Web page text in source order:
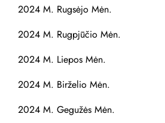
2024 M. Rugsėjo Mėn.
2024 M. Rugpjūčio Mėn.
2024 M. Liepos Mėn.
2024 M. Birželio Mėn.
2024 M. Gegužės Mėn.